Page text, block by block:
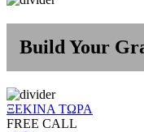
Build Your
ΞΕΚΙΝΑ ΤΩΡΑ
FREE CALL